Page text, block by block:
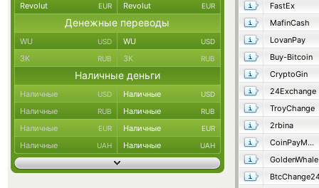
FastEx
MafinCash
LovanPay
Buy-Bitcoin
CryptoGin
24Exchange
TroyChange
2rbina
CoinPayMaster
GoldenWhale
Revolut EUR Revolut EUR
Денежные переводы
WU USD WU USD
ЗК RUB ЗК RUB
Наличные деньги
Наличные USD Наличные USD
Наличные RUB Наличные RUB
Наличные EUR Наличные EUR
Наличные UAH Наличные UAH